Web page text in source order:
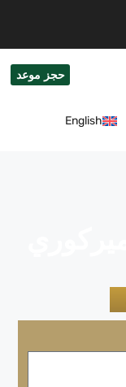
حجز موعد
English